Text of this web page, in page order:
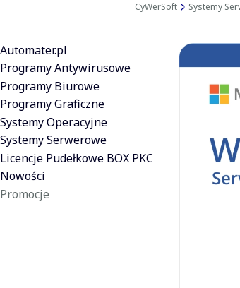
CyWerSoft Systemy
Automater.pl
Programy Antywirusowe
Programy Biurowe
Programy Graficzne
Systemy Operacyjne
Systemy Serwerowe
Licencje Pudełkowe BOX PKC
Nowości
Promocje